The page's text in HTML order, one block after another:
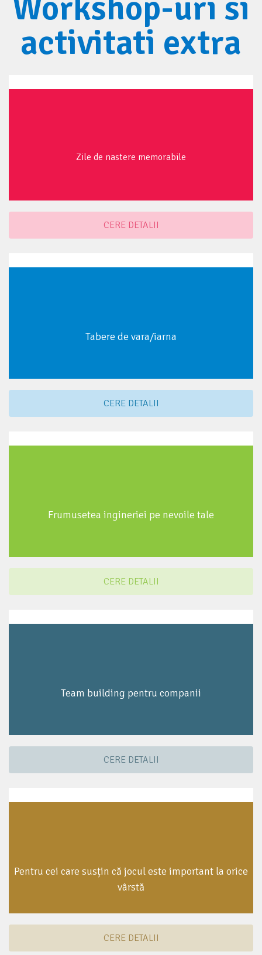
activitati extra
Zile de nastere memorabile
CERE DETALII
Tabere de vara/iarna
CERE DETALII
Frumusetea ingineriei pe nevoile tale
CERE DETALII
Team building pentru companii
CERE DETALII
Pentru cei care susțin că jocul este important la orice
vârstă
CERE DETALII